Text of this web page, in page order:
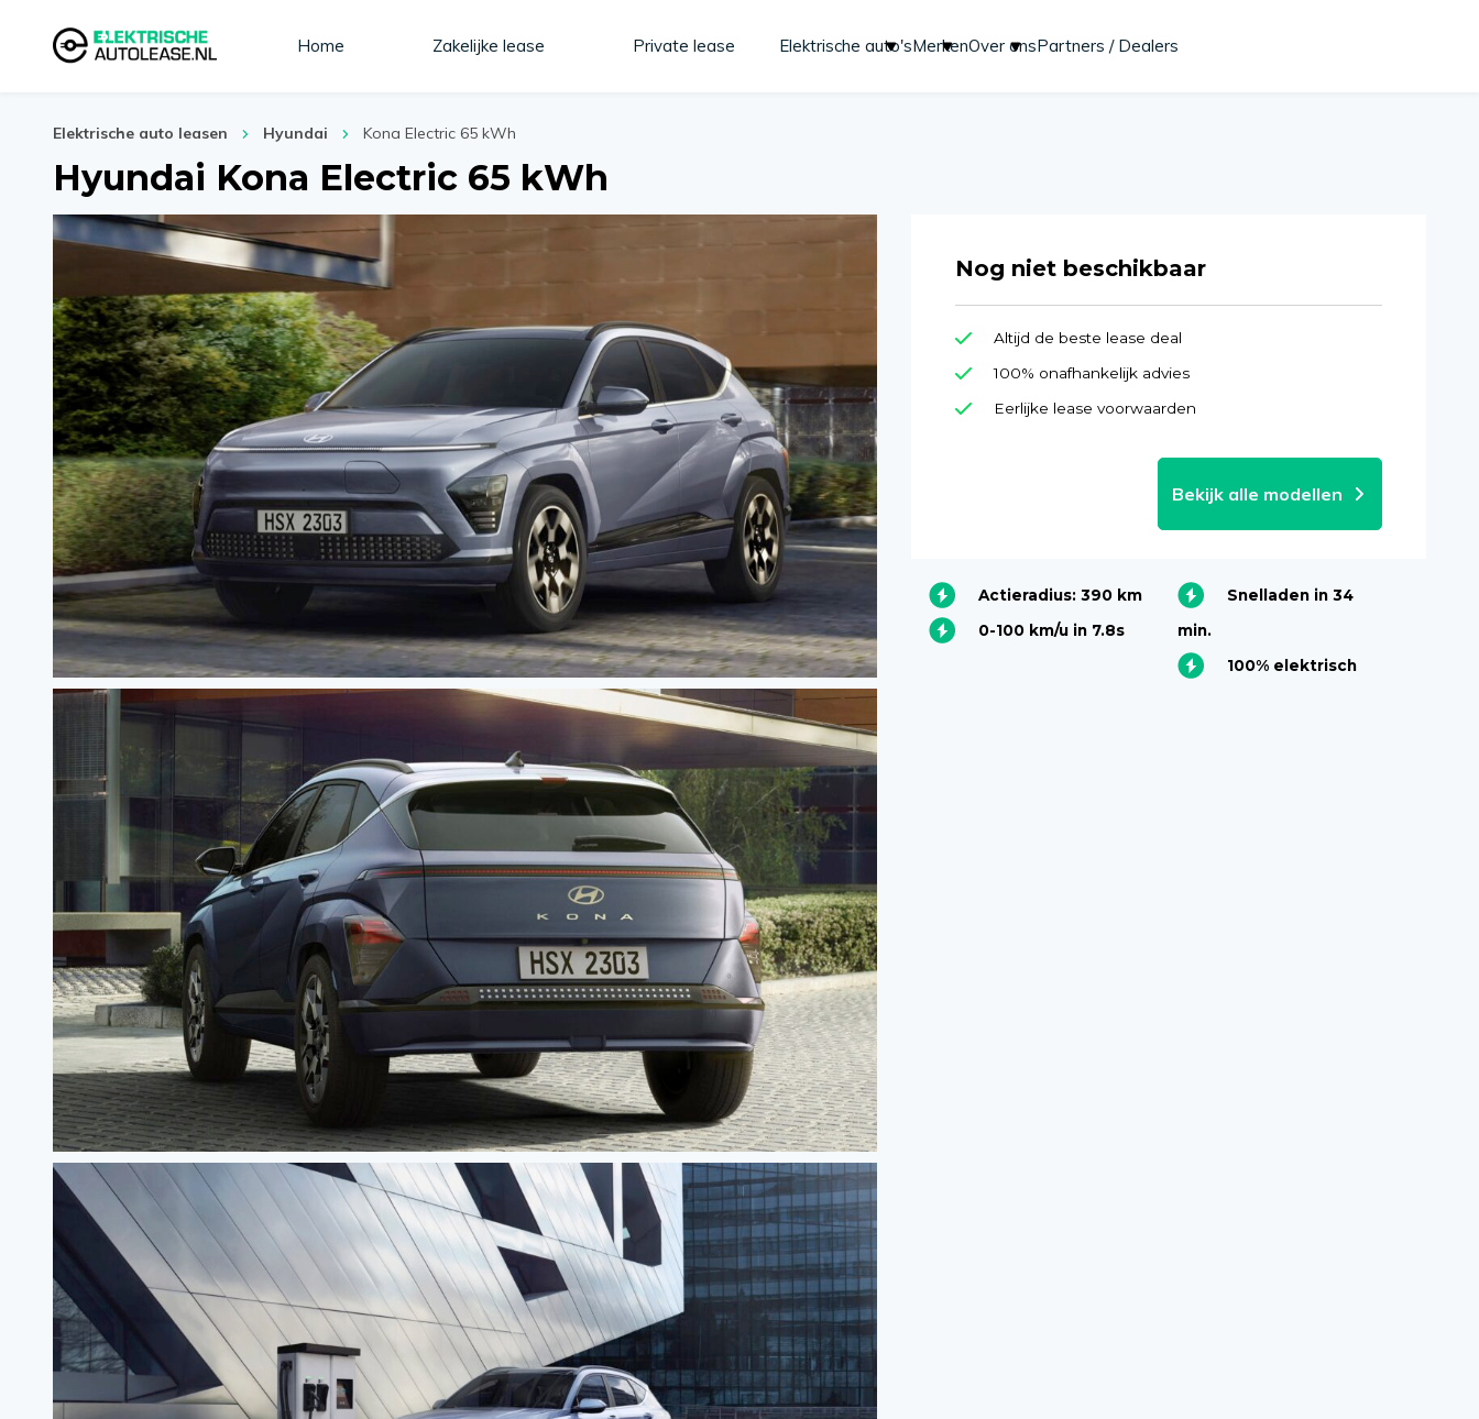
Home Zakelijke lease Private lease Elektrische auto'sMerkenOver onsPartners / Dealers
Elektrische auto leasen Hyundai Kona Electric 65 kWh
Hyundai Kona Electric 65 kWh
Nog niet beschikbaar
Bekijk alle modellen
Altijd de beste lease deal
100% onafhankelijk advies
Eerlijke lease voorwaarden
Actieradius: 390 km
0-100 km/u in 7.8s
Snelladen in 34
min.
100% elektrisch